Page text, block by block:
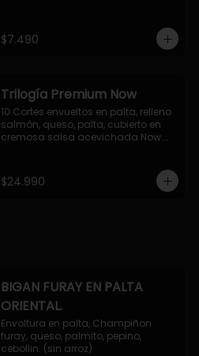
$7.490
Trilogía Premium Now
10 Cortes envueltos en palta, relleno
salmón, queso, palta, cubierto en
cremosa salsa acevichada Now.
palta, cubierto con topping de
chimichurri de la casa flambeado.
$24.990
BIGAN FURAY EN PALTA
ORIENTAL.
Envoltura en palta, Champiñon
furay, queso, palmito, pepino,
cebollin. (sin arroz)